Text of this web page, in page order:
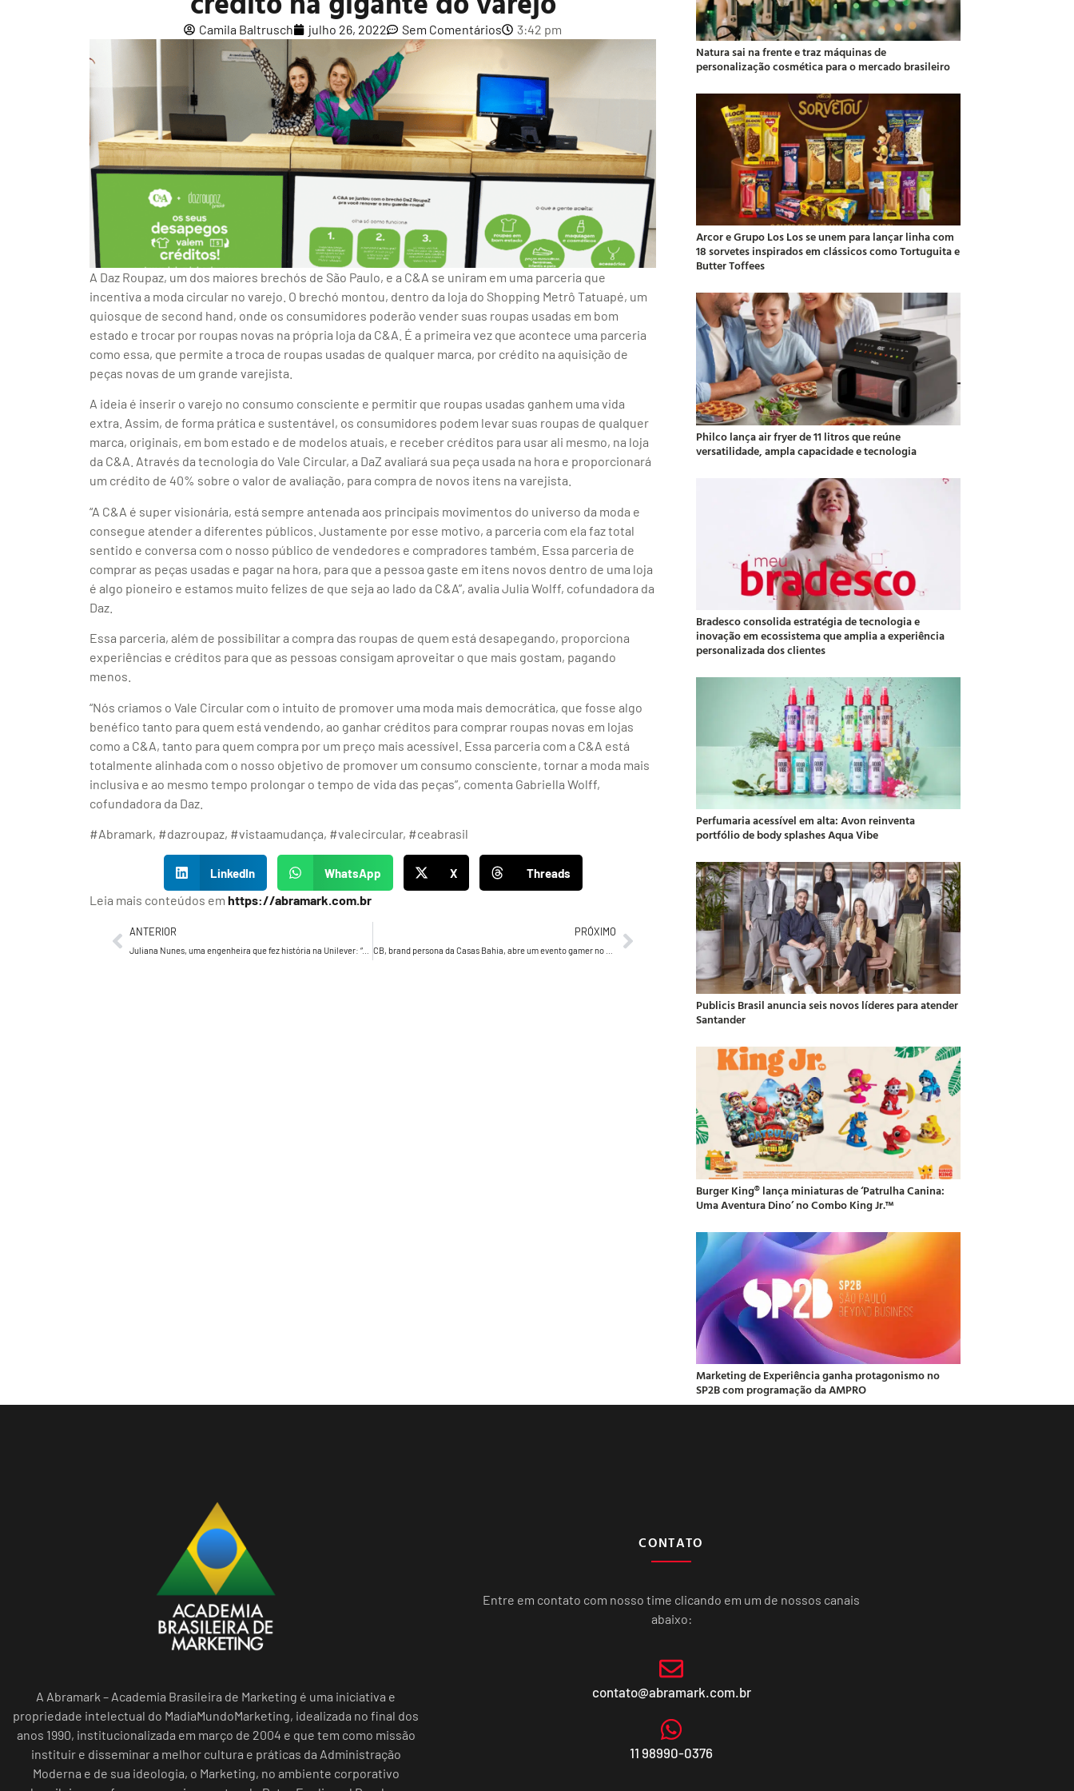
Camila Baltrusch julho 26, 2022 Sem Comentários 3:42 pm
A Daz Roupaz, um dos maiores brechós de São Paulo, e a C&A se uniram em uma parceria que
incentiva a moda circular no varejo. O brechó montou, dentro da loja do Shopping Metrô Tatuapé, um
quiosque de second hand, onde os consumidores poderão vender suas roupas usadas em bom
estado e trocar por roupas novas na própria loja da C&A. É a primeira vez que acontece uma parceria
como essa, que permite a troca de roupas usadas de qualquer marca, por crédito na aquisição de
peças novas de um grande varejista.
A ideia é inserir o varejo no consumo consciente e permitir que roupas usadas ganhem uma vida
extra. Assim, de forma prática e sustentável, os consumidores podem levar suas roupas de qualquer
marca, originais, em bom estado e de modelos atuais, e receber créditos para usar ali mesmo, na loja
da C&A. Através da tecnologia do Vale Circular, a DaZ avaliará sua peça usada na hora e proporcionará
um crédito de 40% sobre o valor de avaliação, para compra de novos itens na varejista.
“A C&A é super visionária, está sempre antenada aos principais movimentos do universo da moda e
consegue atender a diferentes públicos. Justamente por esse motivo, a parceria com ela faz total
sentido e conversa com o nosso público de vendedores e compradores também. Essa parceria de
comprar as peças usadas e pagar na hora, para que a pessoa gaste em itens novos dentro de uma loja
é algo pioneiro e estamos muito felizes de que seja ao lado da C&A”, avalia Julia Wolff, cofundadora da
Daz.
Essa parceria, além de possibilitar a compra das roupas de quem está desapegando, proporciona
experiências e créditos para que as pessoas consigam aproveitar o que mais gostam, pagando
menos.
“Nós criamos o Vale Circular com o intuito de promover uma moda mais democrática, que fosse algo
benéfico tanto para quem está vendendo, ao ganhar créditos para comprar roupas novas em lojas
como a C&A, tanto para quem compra por um preço mais acessível. Essa parceria com a C&A está
totalmente alinhada com o nosso objetivo de promover um consumo consciente, tornar a moda mais
inclusiva e ao mesmo tempo prolongar o tempo de vida das peças”, comenta Gabriella Wolff,
cofundadora da Daz.
#Abramark, #dazroupaz, #vistaamudança, #valecircular, #ceabrasil
LinkedIn WhatsApp X Threads
Leia mais conteúdos em https://abramark.com.br
ANTERIOR
Juliana Nunes, uma engenheira que fez história na Unilever: “difícil dividir marketing dos negócios”
PRÓXIMO
Natura sai na frente e traz máquinas de
personalização cosmética para o mercado brasileiro
Arcor e Grupo Los Los se unem para lançar linha com
18 sorvetes inspirados em clássicos como Tortuguita e
Butter Toffees
Philco lança air fryer de 11 litros que reúne
versatilidade, ampla capacidade e tecnologia
Bradesco consolida estratégia de tecnologia e
inovação em ecossistema que amplia a experiência
personalizada dos clientes
Perfumaria acessível em alta: Avon reinventa
portfólio de body splashes Aqua Vibe
Publicis Brasil anuncia seis novos líderes para atender
Santander
Burger King® lança miniaturas de ‘Patrulha Canina:
Uma Aventura Dino’ no Combo King Jr.™
Marketing de Experiência ganha protagonismo no
SP2B com programação da AMPRO
A Abramark – Academia Brasileira de Marketing é uma iniciativa e
propriedade intelectual do MadiaMundoMarketing, idealizada no final dos
anos 1990, institucionalizada em março de 2004 e que tem como missão
instituir e disseminar a melhor cultura e práticas da Administração
Moderna e de sua ideologia, o Marketing, no ambiente corporativo
CONTATO
Entre em contato com nosso time clicando em um de nossos canais
abaixo:
contato@abramark.com.br
11 98990-0376